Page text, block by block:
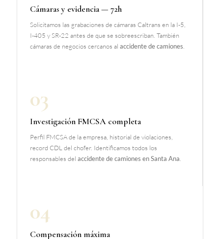
Cámaras y evidencia — 72h
Solicitamos las grabaciones de cámaras Caltrans en la I-5,
I-405 y SR-22 antes de que se sobreescriban. También
cámaras de negocios cercanos al accidente de camiones
03
Investigación FMCSA completa
Perfil FMCSA de la empresa, historial de violaciones,
record CDL del chofer. Identificamos todos los
responsables del accidente de camiones en Santa Ana.
04
Compensación máxima